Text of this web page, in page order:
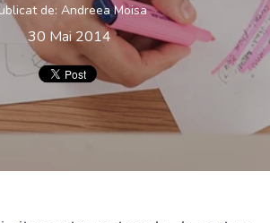
de: Andreea Moisa
30 Mai 2014